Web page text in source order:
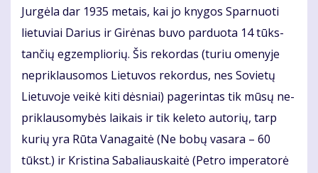
Jur­gė­la dar 1935 me­tais, kai jo kny­gos Spar­nuo­ti
lie­tu­viai Da­rius ir Gi­rė­nas bu­vo par­duo­ta 14 tūks­
tan­čių eg­zem­plio­rių. Šis re­kor­das (tu­riu ome­ny­je
ne­pri­klau­so­mos Lie­tu­vos re­kor­dus, nes So­vie­tų
Lie­tu­vo­je vei­kė ki­ti dės­niai) pa­ge­rin­tas tik mū­sų ne­
pri­klau­so­my­bės lai­kais ir tik ke­le­to au­to­rių, tarp
ku­rių yra Rū­ta Va­na­gai­tė (Ne bo­bų va­sa­ra – 60
tūkst.) ir Kris­ti­na Sa­ba­liaus­kai­tė (Pet­ro im­pe­ra­to­rė